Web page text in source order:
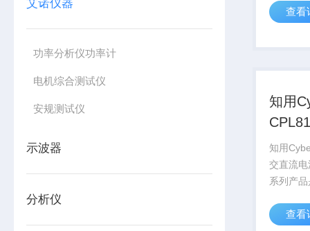
艾诺仪器
功率分析仪功率计
电机综合测试仪
安规测试仪
示波器
分析仪
高频电
这些材
查看
知用
流电
知用
交直流
系列产
有示波
查看